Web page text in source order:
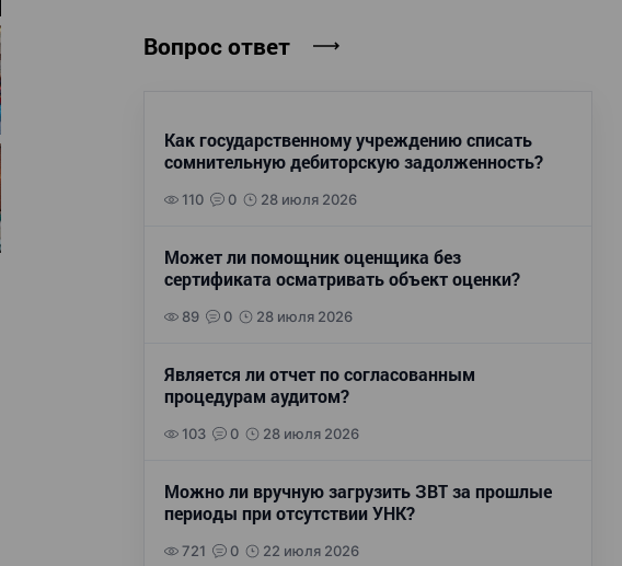
Вопрос ответ
Как государственному учреждению списать
сомнительную дебиторскую задолженность?
110 0 28 июля 2026
Может ли помощник оценщика без
сертификата осматривать объект оценки?
89 0 28 июля 2026
Является ли отчет по согласованным
процедурам аудитом?
103 0 28 июля 2026
Можно ли вручную загрузить ЗВТ за прошлые
периоды при отсутствии УНК?
721 0 22 июля 2026